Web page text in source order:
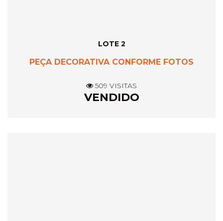
LOTE 2
PEÇA DECORATIVA CONFORME FOTOS
509 VISITAS
VENDIDO